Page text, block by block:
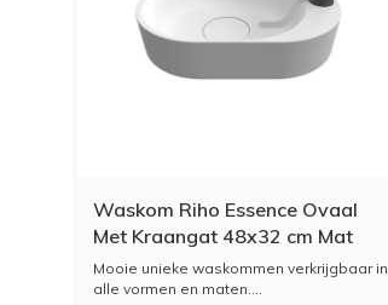
Waskom Riho Essence Ovaal
Met Kraangat 48x32 cm Mat
Wit
Mooie unieke waskommen verkrijgbaar in
alle vormen en maten....